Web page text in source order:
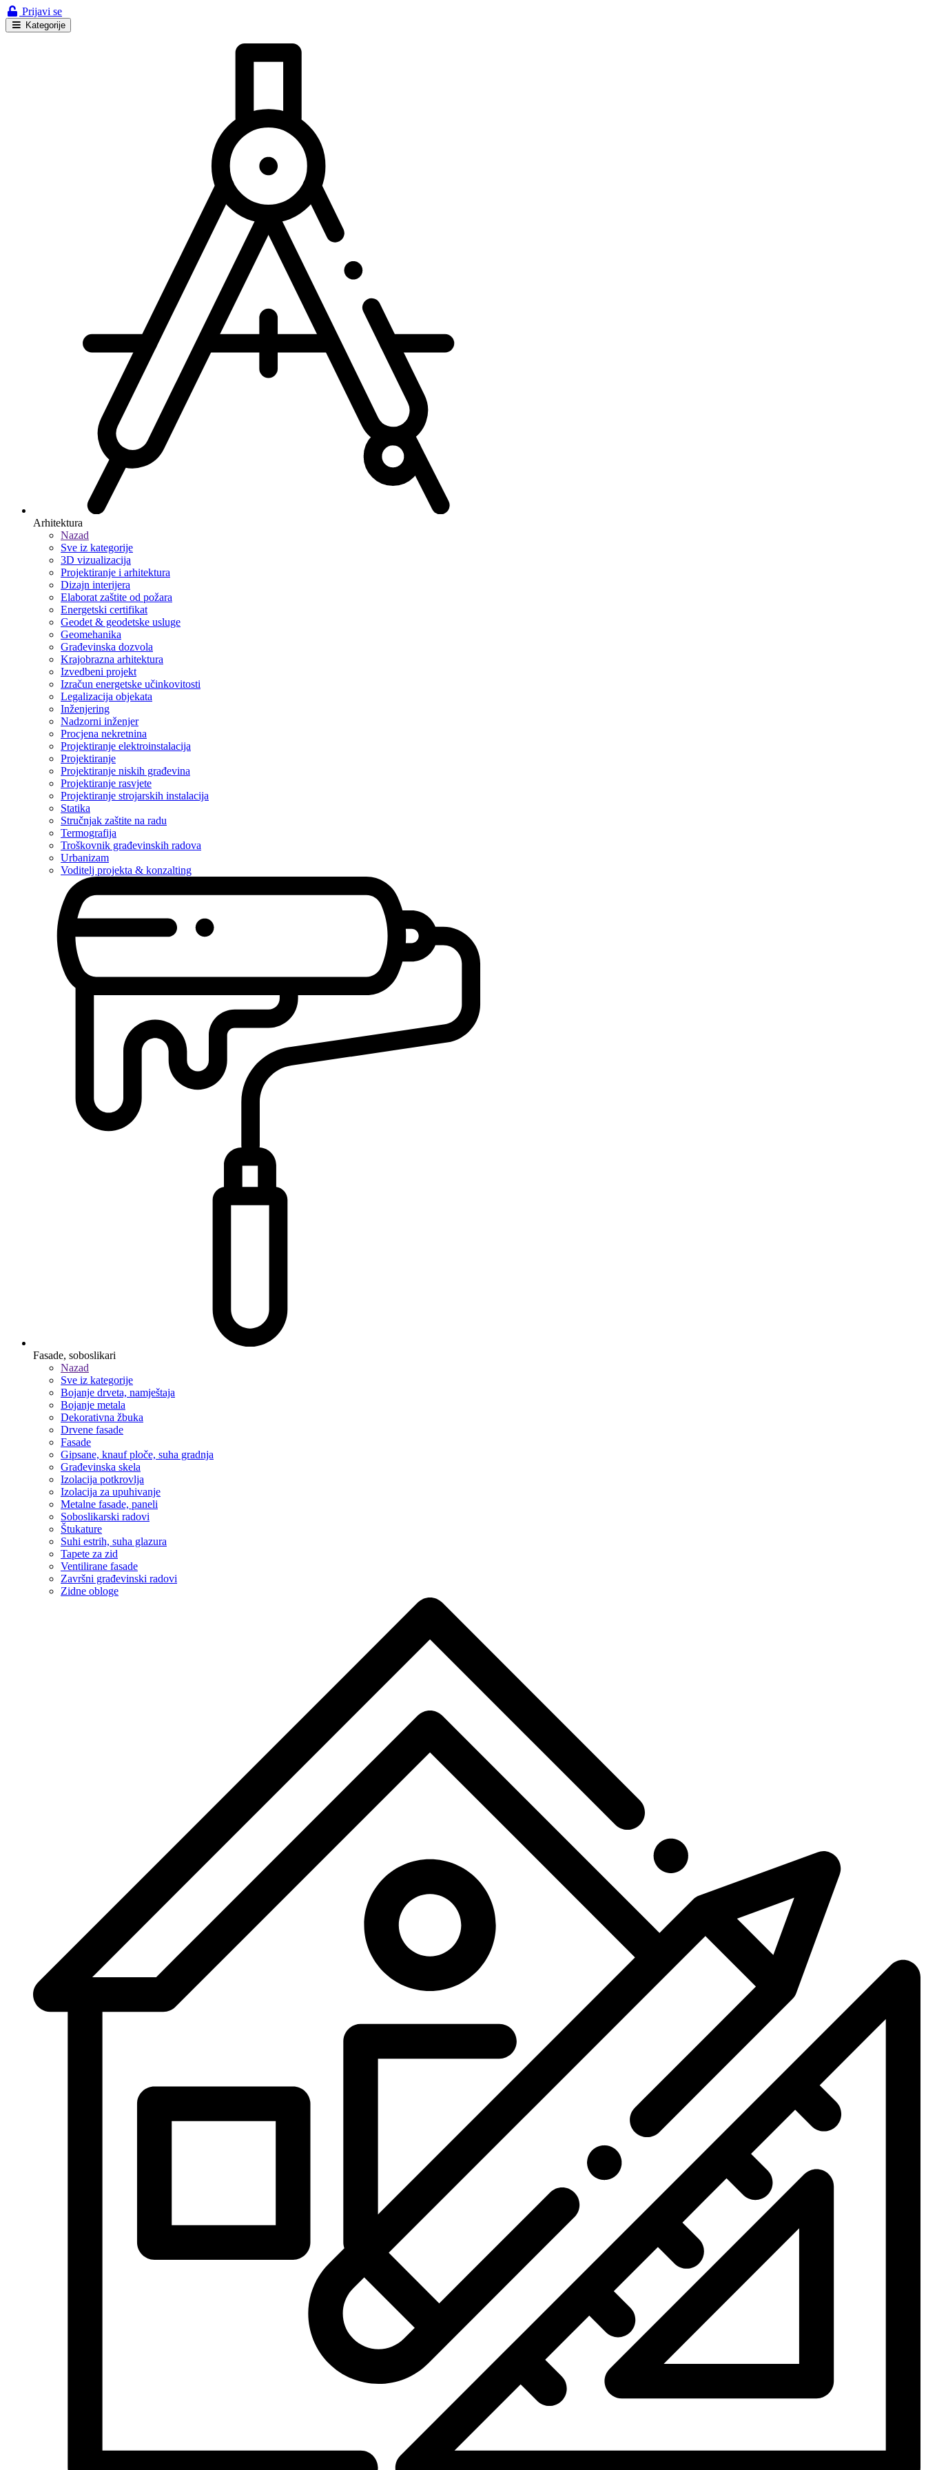
Prijavi se
Kategorije
Arhitektura
Nazad
Sve iz kategorije
3D vizualizacija
Projektiranje i arhitektura
Dizajn interijera
Elaborat zaštite od požara
Energetski certifikat
Geodet & geodetske usluge
Geomehanika
Građevinska dozvola
Krajobrazna arhitektura
Izvedbeni projekt
Izračun energetske učinkovitosti
Legalizacija objekata
Inženjering
Nadzorni inženjer
Procjena nekretnina
Projektiranje elektroinstalacija
Projektiranje
Projektiranje niskih građevina
Projektiranje rasvjete
Projektiranje strojarskih instalacija
Statika
Stručnjak zaštite na radu
Termografija
Troškovnik građevinskih radova
Urbanizam
Voditelj projekta & konzalting
Fasade, soboslikari
Nazad
Sve iz kategorije
Bojanje drveta, namještaja
Bojanje metala
Dekorativna žbuka
Drvene fasade
Fasade
Gipsane, knauf ploče, suha gradnja
Građevinska skela
Izolacija potkrovlja
Izolacija za upuhivanje
Metalne fasade, paneli
Soboslikarski radovi
Štukature
Suhi estrih, suha glazura
Tapete za zid
Ventilirane fasade
Završni građevinski radovi
Zidne obloge